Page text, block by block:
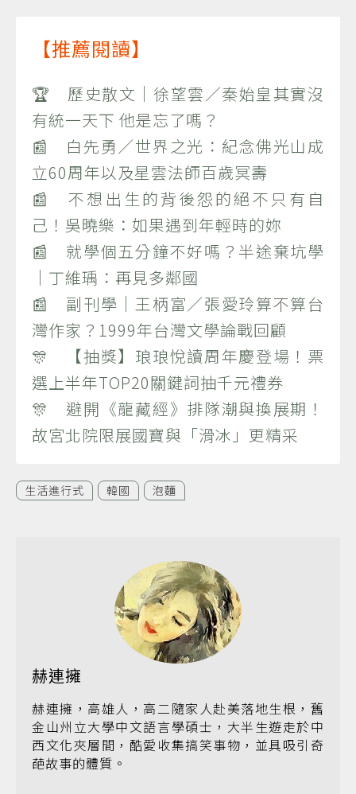
【推薦閱讀】
🏆 歷史散文｜徐望雲／秦始皇其實沒
有統一天下 他是忘了嗎？
📰 白先勇／世界之光：紀念佛光山成
立60周年以及星雲法師百歲冥壽
📰 不想出生的背後怨的絕不只有自
己！吳曉樂：如果遇到年輕時的妳
📰 就學個五分鐘不好嗎？半途棄坑學
｜丁維瑀：再見多鄰國
📰 副刊學｜王柄富／張愛玲算不算台
灣作家？1999年台灣文學論戰回顧
🎊 【抽獎】琅琅悅讀周年慶登場！票
選上半年TOP20關鍵詞抽千元禮券
🎊 避開《龍藏經》排隊潮與換展期！
故宮北院限展國寶與「滑冰」更精采
生活進行式 韓國 泡麵
赫連擁
赫連擁，高雄人，高二隨家人赴美落地生根，舊
金山州立大學中文語言學碩士，大半生遊走於中
西文化夾層間，酷愛收集搞笑事物，並具吸引奇
葩故事的體質。